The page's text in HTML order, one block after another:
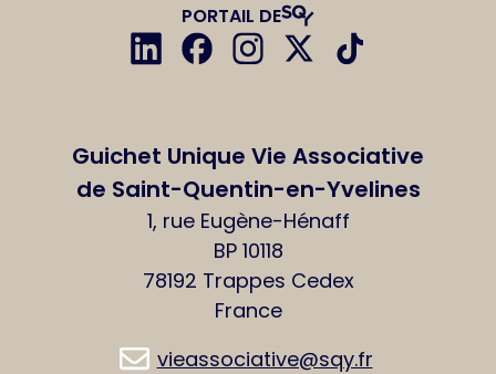
PORTAIL DE
Guichet Unique Vie Associative
de Saint-Quentin-en-Yvelines
1, rue Eugène-Hénaff
BP 10118
78192 Trappes Cedex
France
vieassociative@sqy.fr